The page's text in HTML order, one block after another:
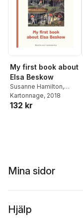
My first book about
Elsa Beskow
Susanne Hamilton,
Caroline Karlström
Kartonnage, 2018
132 kr
Mina sidor
Hjälp